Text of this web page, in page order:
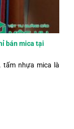
bán mica tại
tấm nhựa mica là